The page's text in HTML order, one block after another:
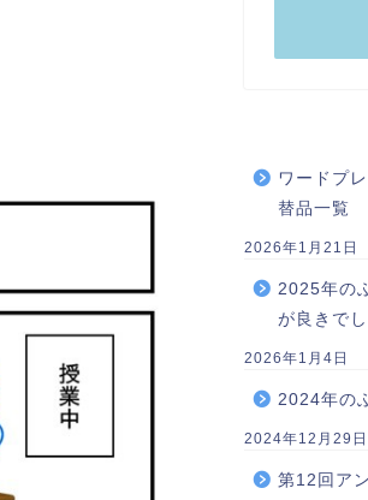
ワードプ
替品一覧
2026年1月21日
2025年の
が良きでし
2026年1月4日
2024年の
2024年12月29日
第12回ア